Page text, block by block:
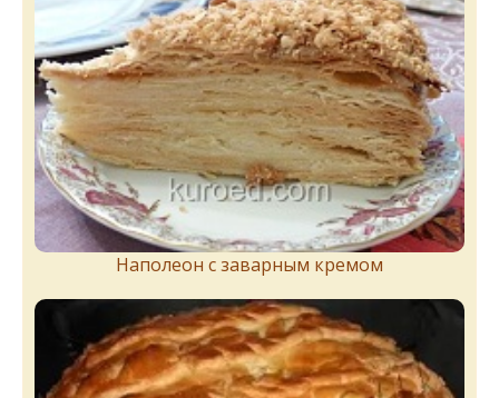
Наполеон с заварным кремом